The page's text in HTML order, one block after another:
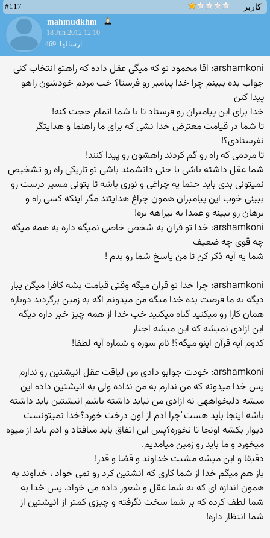
کاربر
#117
mahmudkhm
18 Jun 2012 12:10
ارسالها: 469
arshamkoni: اقا محمود تو که میگی عقل داده که راهتو انتخاب کنی
جواب بده ببینم چرا خدا پیامبر رو فرستا؟ خب مردم خودشون راهو
پیدا کنن
خدا برای این پیامبران رو فرستاد تا با شما اتمام حجت کنه!
تا شما در قیامت معترض خدا نشی که برای ما راهنما و هدایتگر
نفرستادی؟!
تا مردمی که راه رو گم کردند راهشون رو پیدا کنند!
شما عقل داشته باشی یا حتی دانشمند باشی تو تاریکی راه رو تشخیص
نمیتونی بدی باید حتما یه چراغی و نوری باشه تا بتونی مسیر درست رو
ببینی خوب این پیامبران همون چراغ هدایتند مگر اینکه کسی راه و
برهان رو ببینه و عمدا به بیراهه بره!
arshamkoni: خدا تو قران به شخص خاصی نمیگه داره به همه میگه
چه قوی چه ضعیف
شما یه آیه ذکر کن تا من پاسخ شما رو بدم !
arshamkoni: چرا خدا تو قران میگه وقتی قیامت بشه کافرا میگن یبار
دیگه به ما فرصت بده خدا میگه من میدونم اگه به زمین برگردید دوباره
همان کارا رو میکنید گناه میکنید خب خدا از همه چیز خبر داره دیگه
این ازادی نمیشه که این میشه اجبار
کدوم آیه قرآن اینو میگه؟! نام سوره و شماره آیه لطفا!
arshamkoni: خودت جوابو دادی من لیاقت عقل انیشتین رو ندارم
پس خدا میدونه که من ندارم به من نداده ولی به انیشتین داده این
میشه دلبخواههی نه ازادی من نباید داشته باشم انیشتین باید داشته
باشه اینجا باید هست"چرا ادم از اون درخت خورد؟خدا نمیتونست
دیوار بکشه اونجا تا نخوره؟پس این اتفاق باید میافتاد و ادم باید از میوه
میخورد و ما باید رو زمین میامدیم.
دقیقا و این میشه مشیت خداوند و قضا و قدر!
باز هم میگم خدا از شما کاری که انشتین کرد رو نمی خواد ، خداوند به
همون اندازه ای که به شما عقل و شعور داده می خواد، پس خدا به
شما لطف کرده که بر شما سخت نگرفته و چیزی کمتر از انیشتین از
شما انتظار داره!